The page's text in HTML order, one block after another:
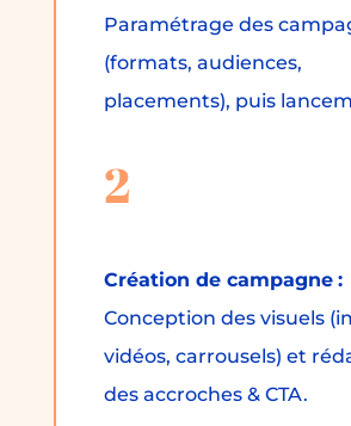
Paramétrage des
(formats, audiences,
placements), puis
2
Création de campagne :
Conception des visuels
vidéos, carrousels) et
des accroches & CTA.